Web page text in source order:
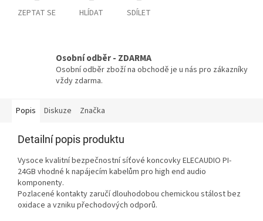
ZEPTAT SE HLÍDAT SDÍLET
Osobní odběr - ZDARMA
Osobní odběr zboží na obchodě je u nás pro zákazníky
vždy zdarma.
Popis Diskuze Značka
Detailní popis produktu
Vysoce kvalitní bezpečnostní síťové koncovky ELECAUDIO PI-
24GB vhodné k napájecím kabelům pro high end audio
komponenty.
Pozlacené kontakty zaručí dlouhodobou chemickou stálost bez
oxidace a vzniku přechodových odporů.